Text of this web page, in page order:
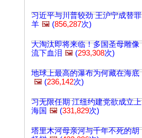
习近平与川普较劲 王沪宁成替罪
羊 🖼️ (856,287次)
大淘汰即将来临！多国圣母雕像
流下血泪 🖼️ (293,308次)
地球上最高的瀑布为何藏在海底
🖼️ (236,142次)
习无限任期 江纽约建党欲成立上
海国 🖼️ (331,829次)
塔里木河母亲河与千年不死的胡